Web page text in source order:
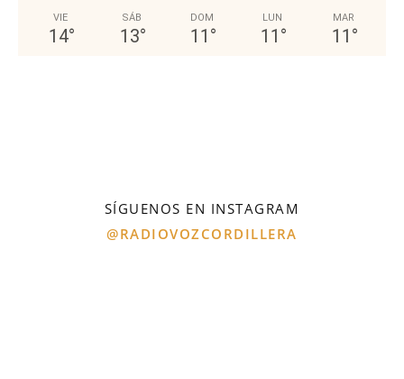
VIE
14°
SÁB
13°
DOM
11 °
LUN
11 °
MAR
11 °
SÍGUENOS EN INSTAGRAM
@RADIOVOZCORDILLERA